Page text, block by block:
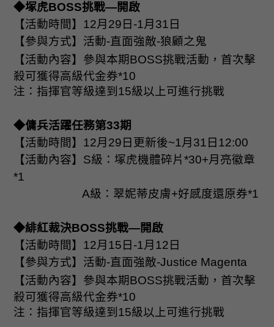
◆塚虎BOSS挑戰—開啟
【活動時間】 12月 29 日 -1月 31 日
【參與方式】活動-直面強敵-狼顧之鬼
【活動內容】參與本期BOSS挑戰活動，首次擊
殺可獲得高級代金券*10
注：指揮官等級達到 15級以上可進行挑戰
◆傭兵活躍任務第33期
【活動時間】 12月 29 日更新後~1月 31 日 12:00
【活動內容】 S級：塚虎機體碎片*30+月亮徽章
*1
A級：翠妮蒂皮膚+好感度還原券*1
◆緋紅裁決BOSS挑戰—開啟
【活動時間】 12月 15 日 -1月 12 日
【參與方式】活動-直面強敵-Justice Magenta
【活動內容】參與本期BOSS挑戰活動，首次擊
殺可獲得高級代金券*10
注：指揮官等級達到 15級以上可進行挑戰